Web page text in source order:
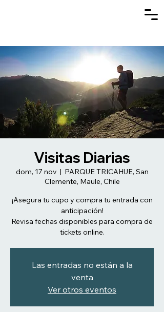
Visitas Diarias
dom, 17 nov
  |
PARQUE TRICAHUE, San
Clemente, Maule, Chile
¡Asegura tu cupo y compra tu entrada con
anticipación!
Revisa fechas disponibles para compra de
tickets online.
Las entradas no están a la
venta
Ver otros eventos